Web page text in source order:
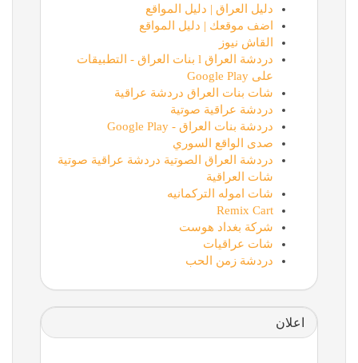
دليل العراق | دليل المواقع
اضف موقعك | دليل المواقع
القاش نيوز
دردشة العراق l بنات العراق - التطبيقات
على Google Play
شات بنات العراق دردشة عراقية
دردشة عراقية صوتية
دردشة بنات العراق - Google Play
صدى الواقع السوري
دردشة العراق الصوتية دردشة عراقية صوتية
شات العراقية
شات اموله التركمانيه
Remix Cart
شركة بغداد هوست
شات عراقيات
دردشة زمن الحب
اعلان